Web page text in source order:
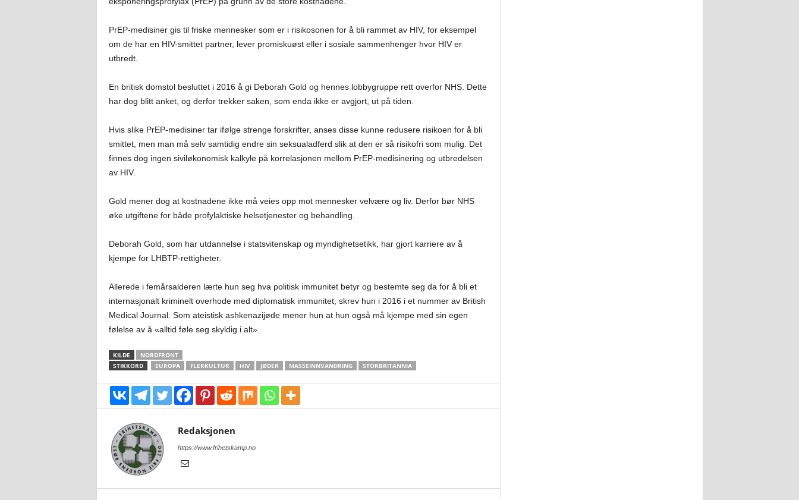
PrEP-medisiner gis til friske mennesker som er i risikosonen for å bli rammet av HIV, for eksempel
om de har en HIV-smittet partner, lever promiskuøst eller i sosiale sammenhenger hvor HIV er
utbredt.
En britisk domstol besluttet i 2016 å gi Deborah Gold og hennes lobbygruppe rett overfor NHS. Dette
har dog blitt anket, og derfor trekker saken, som enda ikke er avgjort, ut på tiden.
Hvis slike PrEP-medisiner tar ifølge strenge forskrifter, anses disse kunne redusere risikoen for å bli
smittet, men man må selv samtidig endre sin seksualadferd slik at den er så risikofri som mulig. Det
finnes dog ingen siviløkonomisk kalkyle på korrelasjonen mellom PrEP-medisinering og utbredelsen
av HIV.
Gold mener dog at kostnadene ikke må veies opp mot mennesker velvære og liv. Derfor bør NHS
øke utgiftene for både profylaktiske helsetjenester og behandling.
Deborah Gold, som har utdannelse i statsvitenskap og myndighetsetikk, har gjort karriere av å
kjempe for LHBTP-rettigheter.
Allerede i femårsalderen lærte hun seg hva politisk immunitet betyr og bestemte seg da for å bli et
internasjonalt kriminelt overhode med diplomatisk immunitet, skrev hun i 2016 i et nummer av British
Medical Journal. Som ateistisk ashkenazijøde mener hun at hun også må kjempe med sin egen
følelse av å «alltid føle seg skyldig i alt».
KILDE
NORDFRONT
STIKKORD
EUROPA FLERKULTUR HIV JØDER MASSEINNVANDRING STORBRITANNIA
Redaksjonen
https://www.frihetskamp.no